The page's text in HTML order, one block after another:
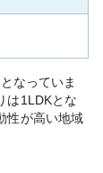
なっていま
は1LDKとな
性が高い地域